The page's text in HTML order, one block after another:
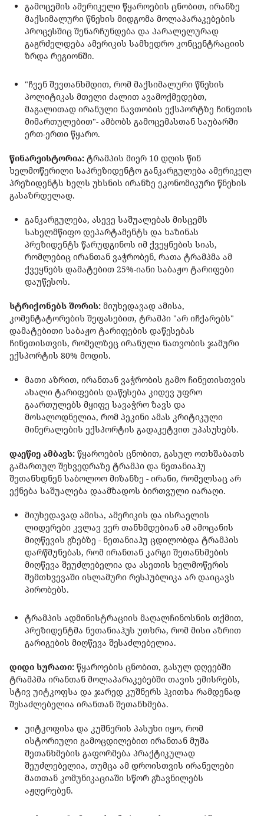
გამოცემის ამერიკელი წყაროების ცნობით, ირანზე
მაქსიმალური წნეხის მიდგომა მოლაპარაკებების
პროცესშიც შენარჩუნდება და პარალელურად
გაგრძელდება ამერიკის სამხედრო კონცენტრაციის
ზრდა რეგიონში.
"ჩვენ შევთანხმდით, რომ მაქსიმალური წნეხის
პოლიტიკას მთელი ძალით ავამოქმედებთ,
მაგალითად ირანული ნავთობის ექსპორტზე ჩინეთის
მიმართულებით"- ამბობს გამოცემასთან საუბარში
ერთ-ერთი წყარო.
წინარეისტორია: ტრამპის მიერ 10 დღის წინ
ხელმოწერილი საპრეზიდენტო განკარგულება ამერიკელ
პრეზიდენტს ხელს უხსნის ირანზე ეკონომიკური წნეხის
გასაზრდელად.
განკარგულება, ასევე საშუალებას მისცემს
სახელმწიფო დეპარტამენტს და ხაზინას
პრეზიდენტს წარუდგინოს იმ ქვეყნების სიას,
რომლებიც ირანთან ვაჭრობენ, რათა ტრამპმა ამ
ქვეყნებს დამატებით 25%-იანი საბაჟო ტარიფები
დაუწესოს.
სტრიქონებს შორის: მიუხედავად ამისა,
კომენტატორების შეფასებით, ტრამპი "არ იჩქარებს"
დამატებითი საბაჟო ტარიფების დაწესებას
ჩინეთისთვის, რომელზეც ირანული ნათვობის ჯამური
ექსპორტის 80% მოდის.
მათი აზრით, ირანთან ვაჭრობის გამო ჩინეთისთვის
ახალი ტარიფების დაწესება კიდევ უფრო
გაართულებს მყიფე სავაჭრო ზავს და
მოსალოდნელია, რომ პეკინი ამას კრიტიკული
მინერალების ექსპორტის გადაკეტვით უპასუხებს.
დაეწიე ამბავს: წყაროების ცნობით, გასულ ოთხშაბათს
გამართულ შეხვედრაზე ტრამპი და ნეთანიაჰუ
შეთანხდნენ საბოლოო მიზანზე - ირანი, რომელსაც არ
ექნება საშუალება დაამზადოს ბირთვული იარაღი.
მიუხედავად ამისა, ამერიკის და ისრაელის
ლიდერები კვლავ ვერ თანხმდებიან ამ ამოცანის
მიღწევის გზებზე - ნეთანიაჰუ ცდილობდა ტრამპის
დარწმუნებას, რომ ირანთან კარგი შეთანხმების
მიღწევა შეუძლებელია და ასეთის ხელმოწერის
შემთხვევაში ისლამური რესპუბლიკა არ დაიცავს
პირობებს.
ტრამპის ადმინისტრაციის მაღალჩინოსნის თქმით,
პრეზიდენტმა ნეთანიაჰუს უთხრა, რომ მისი აზრით
გარიგების მიღწევა შესაძლებელია.
დიდი სურათი: წყაროების ცნობით, გასულ დღეებში
ტრამპმა ირანთან მოლაპარაკებებში თავის ემისრებს,
სტივ უიტკოფსა და ჯარედ კუშნერს ჰკითხა რამდენად
შესაძლებელია ირანთან შეთანხმება.
უიტკოფისა და კუშნერის პასუხი იყო, რომ
ისტორიული გამოცდილებით ირანთან მუშა
შეთანხმების გაფორმება პრაქტიკულად
შეუძლებელია, თუმცა ამ დროისთვის ირანელები
მათთან კომუნიკაციაში სწორ გზავნილებს
აჟღერებენ.